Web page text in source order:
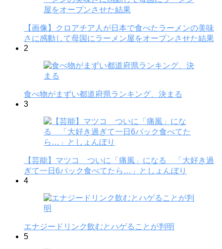
【画像】クロアチア人が日本で食べたラーメンの美味
さに感動して母国にラーメン屋をオープンさせた結果
2
食べ物がまずい都道府県ランキング、決まる
3
【芸能】マツコ ついに「痛風」になる 「大好き過
ぎて一日6パック食べてたら…」としょんぼり
4
エナジードリンク飲むとハゲることが判明
5